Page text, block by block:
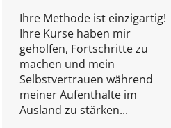
Ihre Methode ist einzigartig!
Ihre Kurse haben mir
geholfen, Fortschritte zu
machen und mein
Selbstvertrauen während
meiner Aufenthalte im
Ausland zu stärken...